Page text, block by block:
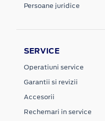
Persoane juridice
SERVICE
Operatiuni service
Garantii si revizii
Accesorii
Rechemari in service